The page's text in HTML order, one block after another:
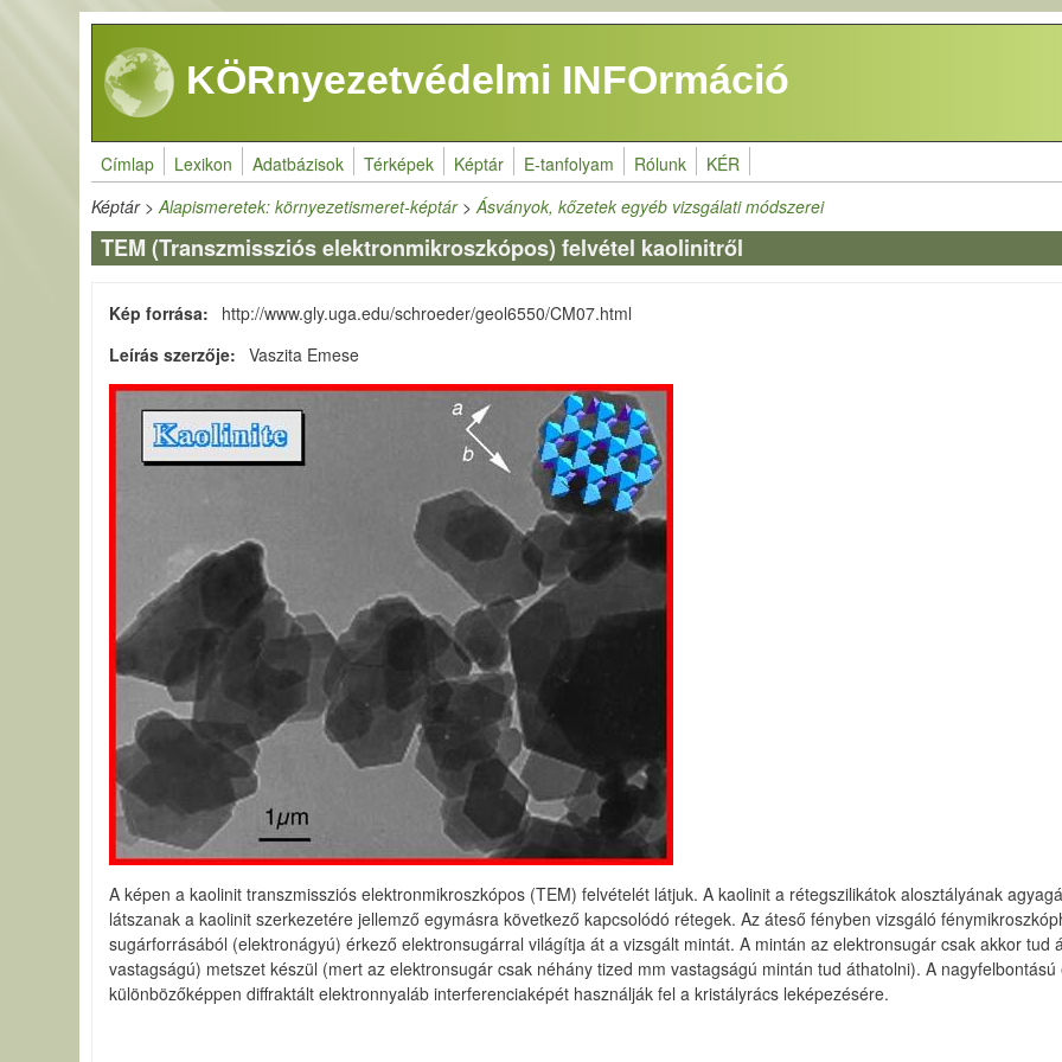
Ugrás a tartalomra
KÖRnyezetvédelmi INFOrmáció
Címlap Lexikon Adatbázisok Térképek Képtár E-tanfolyam Rólunk KÉR
Képtár>Alapismeretek: környezetismeret-képtár>Ásványok, kőzetek egyéb vizsgálati módszerei
TEM (Transzmissziós elektronmikroszkópos) felvétel kaolinitről
Kép forrása
http://www.gly.uga.edu/schroeder/geol6550/CM07.html
Leírás szerzője
Vaszita Emese
A képen a kaolinit transzmissziós elektronmikroszkópos (TEM) felvételét látjuk. A kaolinit a rétegszilikátok alosztályának
látszanak a kaolinit szerkezetére jellemző egymásra következő kapcsolódó rétegek. Az áteső fényben vizsgáló
sugárforrásából (elektronágyú) érkező elektronsugárral világítja át a vizsgált mintát. A mintán az elektronsugár csak akkor
vastagságú) metszet készül (mert az elektronsugár csak néhány tized mm vastagságú mintán tud áthatolni). A
különbözőképpen diffraktált elektronnyaláb interferenciaképét használják fel a kristályrács leképezésére.